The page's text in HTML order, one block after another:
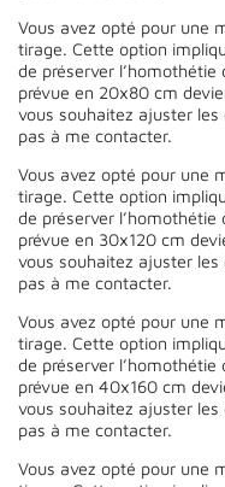
Vous avez opté pour une
tirage. Cette option
de préserver
prévue en 20x80 cm
vous souhaitez ajuster les
pas à me contacter.
Vous avez opté pour une
tirage. Cette option
de préserver
prévue en 30x120 cm
vous souhaitez ajuster les
pas à me contacter.
Vous avez opté pour une
tirage. Cette option
de préserver
prévue en 40x160 cm
vous souhaitez ajuster les
pas à me contacter.
Vous avez opté pour une